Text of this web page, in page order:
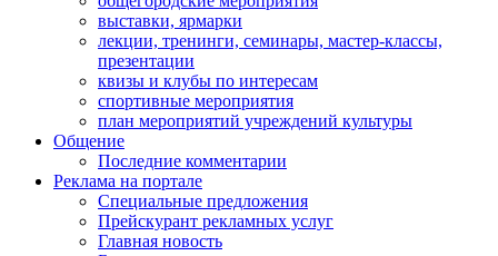
выставки, ярмарки
лекции, тренинги, семинары, мастер-классы,
презентации
квизы и клубы по интересам
спортивные мероприятия
план мероприятий учреждений культуры
Общение
Последние комментарии
Реклама на портале
Специальные предложения
Прейскурант рекламных услуг
Главная новость